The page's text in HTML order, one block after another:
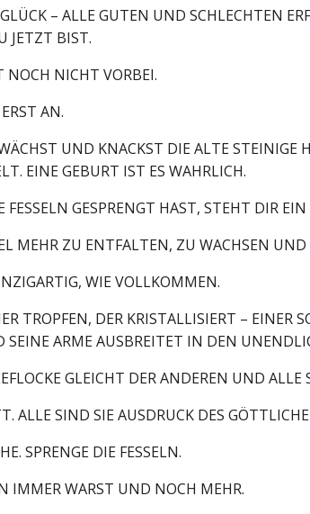
– ALLE GUTEN UND SCHLECHTEN
JETZT BIST.
NOCH NICHT VORBEI.
AN.
UND KNACKST DIE ALTE
EINE GEBURT IST ES WAHRLICH.
GESPRENGT HAST, STEHT DIR
MEHR ZU ENTFALTEN, ZU WACHSEN
WIE VOLLKOMMEN.
TROPFEN, DER KRISTALLISIERT – EINER
SEINE ARME AUSBREITET IN DEN
GLEICHT DER ANDEREN UND ALLE
ALLE SIND SIE AUSDRUCK DES
SPRENGE DIE FESSELN.
IMMER WARST UND NOCH MEHR.